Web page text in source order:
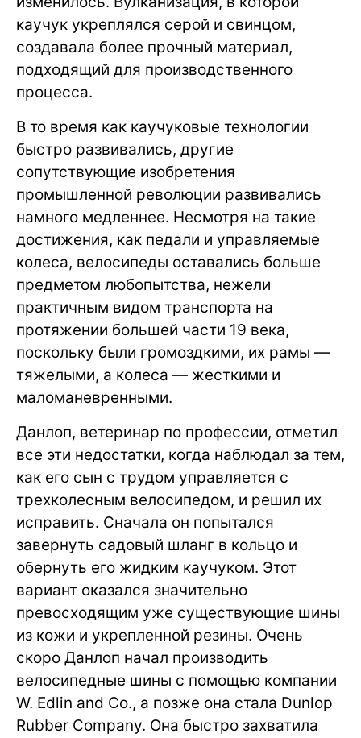
каучук укреплялся серой и свинцом,
создавала более прочный материал,
подходящий для производственного
процесса.
В то время как каучуковые технологии
быстро развивались, другие
сопутствующие изобретения
промышленной революции развивались
намного медленнее. Несмотря на такие
достижения, как педали и управляемые
колеса, велосипеды оставались больше
предметом любопытства, нежели
практичным видом транспорта на
протяжении большей части 19 века,
поскольку были громоздкими, их рамы —
тяжелыми, а колеса — жесткими и
маломаневренными.
Данлоп, ветеринар по профессии, отметил
все эти недостатки, когда наблюдал за тем,
как его сын с трудом управляется с
трехколесным велосипедом, и решил их
исправить. Сначала он попытался
завернуть садовый шланг в кольцо и
обернуть его жидким каучуком. Этот
вариант оказался значительно
превосходящим уже существующие шины
из кожи и укрепленной резины. Очень
скоро Данлоп начал производить
велосипедные шины с помощью компании
W. Edlin and Co., а позже она стала Dunlop
Rubber Company. Она быстро захватила